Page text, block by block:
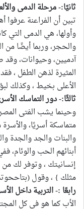
ثانيًا:- مرحلة الدمى
تبين أن الفراعنة عرفوا
وأولها، هي الدمى
والحجر، وربما أيضًا من
آدميين، وحيوانات،
المثيرة لذهن الطفل ،
الأعلى بخيط ، وكذلك
ثالثًا:- دور التماسك
وحينما يشب الفتى
متماسكة أسريًا، والأسرة
والبنات والجد والجدة
أبنائهم الحب
إنسانيتك ، وتوفر لك
مثلك } ، وقول
رابعًا :- التربية داخل
الأب كما هو في كل